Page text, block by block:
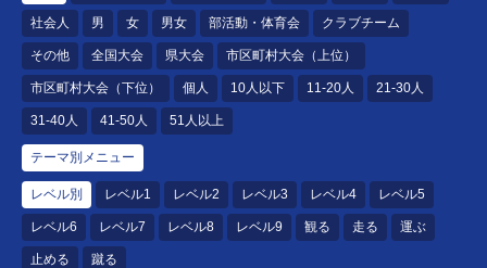
社会人 男 女 男女 部活動・体育会 クラブチーム
その他 全国大会 県大会 市区町村大会（上位）
市区町村大会（下位） 個人 10人以下 11-20人 21-30人
31-40人 41-50人 51人以上
テーマ別メニュー
レベル別 レベル1 レベル2 レベル3 レベル4 レベル5
レベル6 レベル7 レベル8 レベル9 観る 走る 運ぶ
止める 蹴る